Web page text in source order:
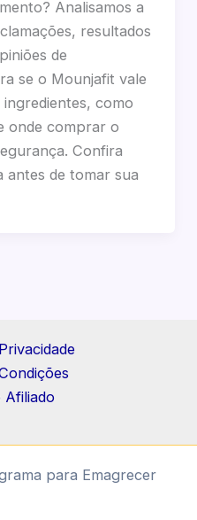
Analisamos a
resultados
de
se o Mounjafit vale
como
onde comprar o
Confira
antes de tomar sua
Afiliado
para Emagrecer